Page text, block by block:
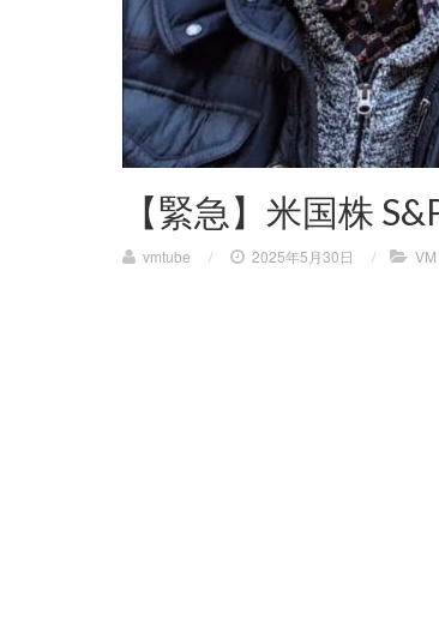
【緊急】米国株
vmtube / 2025年5月30日 / VM